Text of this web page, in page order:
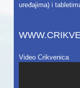
uređajima) i
Video Crikvenica